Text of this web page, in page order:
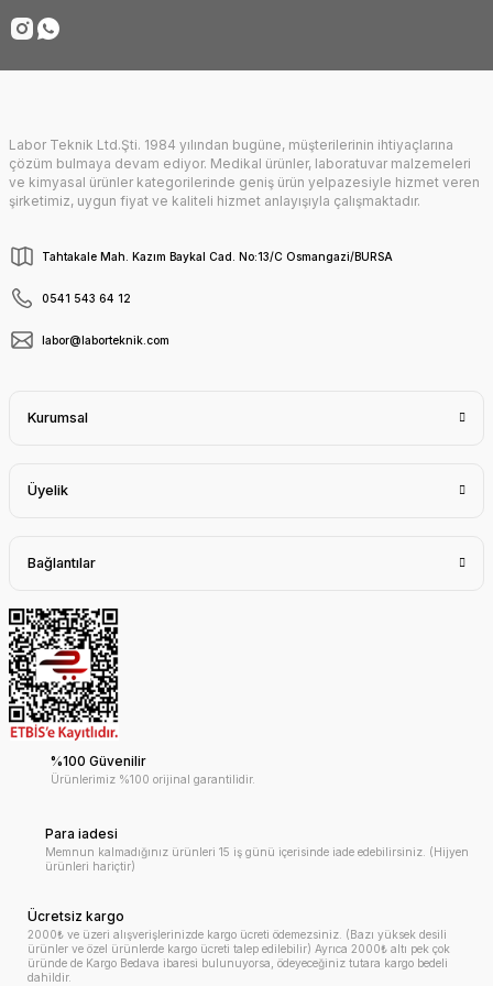
Labor Teknik Ltd.Şti. 1984 yılından bugüne, müşterilerinin ihtiyaçlarına
çözüm bulmaya devam ediyor. Medikal ürünler, laboratuvar malzemeleri
ve kimyasal ürünler kategorilerinde geniş ürün yelpazesiyle hizmet veren
şirketimiz, uygun fiyat ve kaliteli hizmet anlayışıyla çalışmaktadır.
Tahtakale Mah. Kazım Baykal Cad. No:13/C Osmangazi/BURSA
0541 543 64 12
labor@laborteknik.com
Kurumsal
Üyelik
Bağlantılar
%100 Güvenilir
Ürünlerimiz %100 orijinal garantilidir.
Para iadesi
Memnun kalmadığınız ürünleri 15 iş günü içerisinde iade edebilirsiniz. (Hijyen
ürünleri hariçtir)
Ücretsiz kargo
2000₺ ve üzeri alışverişlerinizde kargo ücreti ödemezsiniz. (Bazı yüksek desili
ürünler ve özel ürünlerde kargo ücreti talep edilebilir) Ayrıca 2000₺ altı pek çok
üründe de Kargo Bedava ibaresi bulunuyorsa, ödeyeceğiniz tutara kargo bedeli
dahildir.